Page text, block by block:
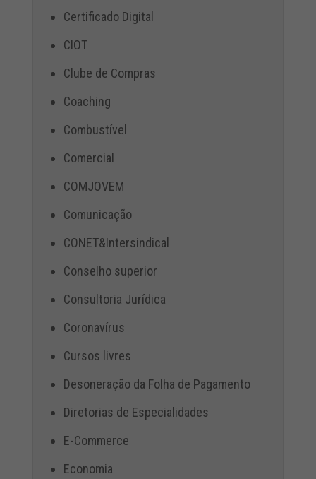
Certificado Digital
CIOT
Clube de Compras
Coaching
Combustível
Comercial
COMJOVEM
Comunicação
CONET&Intersindical
Conselho superior
Consultoria Jurídica
Coronavírus
Cursos livres
Desoneração da Folha de Pagamento
Diretorias de Especialidades
E-Commerce
Economia